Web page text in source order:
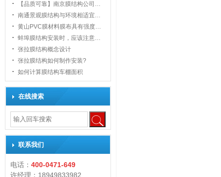
【品质可靠】南京膜结构公司…
南通景观膜结构与环境相适宜…
黄山PVC膜材料膜布具有强度…
蚌埠膜结构安装时，应该注意…
张拉膜结构概念设计
张拉膜结构如何制作安装?
如何计算膜结构车棚面积
在线搜索
联系我们
电话： 400-0471-649
许经理：18949833982